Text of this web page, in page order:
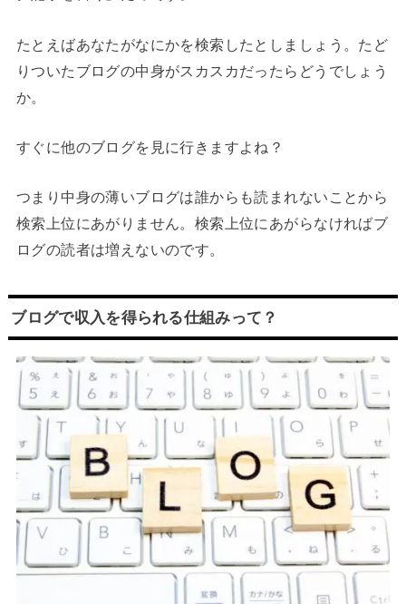
たとえばあなたがなにかを検索したとしましょう。たど
りついたブログの中身がスカスカだったらどうでしょう
か。
すぐに他のブログを見に行きますよね？
つまり中身の薄いブログは誰からも読まれないことから
検索上位にあがりません。検索上位にあがらなければブ
ログの読者は増えないのです。
ブログで収入を得られる仕組みって？